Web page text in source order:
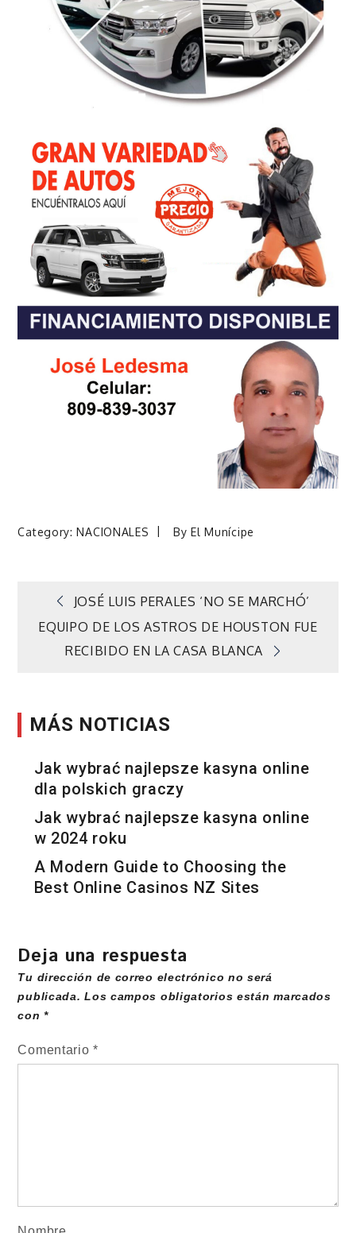
Category:NACIONALES ByEl Munícipe
Navegación
JOSÉ LUIS PERALES ‘NO SE MARCHÓ’
EQUIPO DE LOS ASTROS DE HOUSTON FUE
RECIBIDO EN LA CASA BLANCA
MÁS NOTICIAS
Jak wybrać najlepsze kasyna online
dla polskich graczy
Jak wybrać najlepsze kasyna online
w 2024 roku
A Modern Guide to Choosing the
Best Online Casinos NZ Sites
Deja una respuesta
Tu dirección de correo electrónico no será
publicada. Los campos obligatorios están marcados
con*
Comentario*